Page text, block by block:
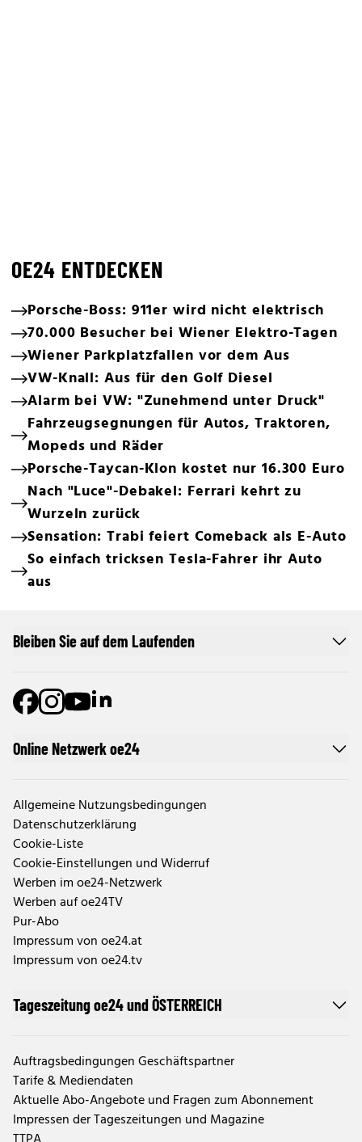
OE24 ENTDECKEN
Porsche-Boss: 911er wird nicht elektrisch
70.000 Besucher bei Wiener Elektro-Tagen
Wiener Parkplatzfallen vor dem Aus
VW-Knall: Aus für den Golf Diesel
Alarm bei VW: "Zunehmend unter Druck"
Fahrzeugsegnungen für Autos, Traktoren,
Mopeds und Räder
Porsche-Taycan-Klon kostet nur 16.300 Euro
Nach "Luce"-Debakel: Ferrari kehrt zu
Wurzeln zurück
Sensation: Trabi feiert Comeback als E-Auto
So einfach tricksen Tesla-Fahrer ihr Auto
aus
Online Netzwerk oe24
Allgemeine Nutzungsbedingungen
Datenschutzerklärung
Cookie-Liste
Cookie-Einstellungen und Widerruf
Werben im oe24-Netzwerk
Werben auf oe24TV
Pur-Abo
Impressum von oe24.at
Impressum von oe24.tv
Tageszeitung oe24 und ÖSTERREICH
Auftragsbedingungen Geschäftspartner
Tarife & Mediendaten
Aktuelle Abo-Angebote und Fragen zum Abonnement
Impressen der Tageszeitungen und Magazine
Bleiben Sie auf dem Laufenden